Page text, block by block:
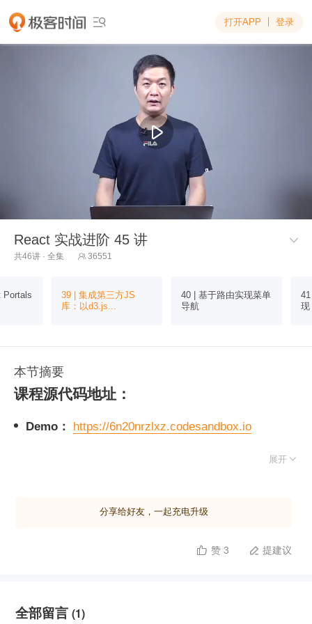
 打开APP 登录
React 实战进阶 45 讲 
共46讲 · 全集  36551
Portals
39 | 集成第三方JS
库：以d3.js...
40 | 基于路由实现菜单
导航
现
本节摘要
课程源代码地址：
Demo： https://6n20nrzlxz.codesandbox.io
展开 
分享给好友，一起充电升级
 赞 3  提建议
全部留言 (1)